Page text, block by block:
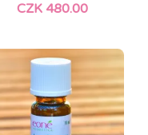
CZK 480.00